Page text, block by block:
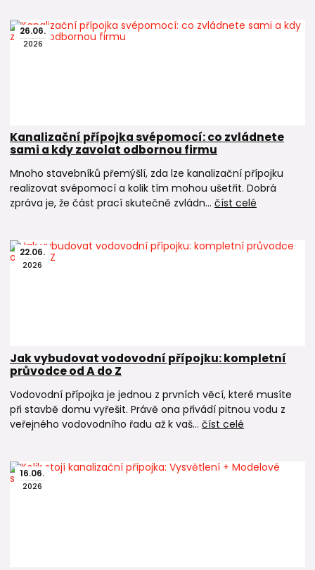
→ bodové odvodnění chodníků, dvorů a teras
→ vhodné pro pochozí i pojezdové plochy
→ odvodnění plochých střech a teras
→ napojení hydroizolace na kanalizační potrubí
Podlahové vpusti
→ odvodnění podlah v interiéru
→ koupelny, sprchy, prádelny, sklepy
📚 Praktické návody
Jak vybrat a nainstalovat gajgr v 7 bodech
🧩 Související produkty
KG kanalizace
→ venkovní kanalizační potrubí a tvarovky
HT kanalizace
Drenážní systémy
→ drenážní trubky pro odvodnění základů a pozemků
26.06.
2026
Kanalizační přípojka svépomocí: co zvládnete
sami a kdy zavolat odbornou firmu
Mnoho stavebníků přemýšlí, zda lze kanalizační přípojku
realizovat svépomocí a kolik tím mohou ušetřit. Dobrá
zpráva je, že část prací skutečně zvládn... číst celé
22.06.
2026
Jak vybudovat vodovodní přípojku: kompletní
průvodce od A do Z
Vodovodní přípojka je jednou z prvních věcí, které musíte
při stavbě domu vyřešit. Právě ona přivádí pitnou vodu z
veřejného vodovodního řadu až k vaš... číst celé
16.06.
2026